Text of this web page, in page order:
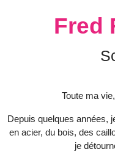
Fred
Toute ma
Depuis quelques années,
en acier, du bois, des
je